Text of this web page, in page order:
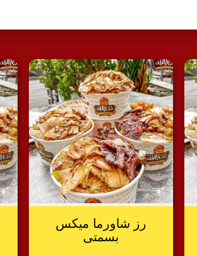
رز شاورما ميكس
بسمتى